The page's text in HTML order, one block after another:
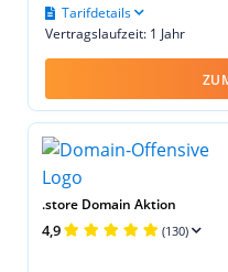
Vertragslaufzeit: 1 Jahr
Tarifdetails
.store Domain Aktion
4,9 (130)